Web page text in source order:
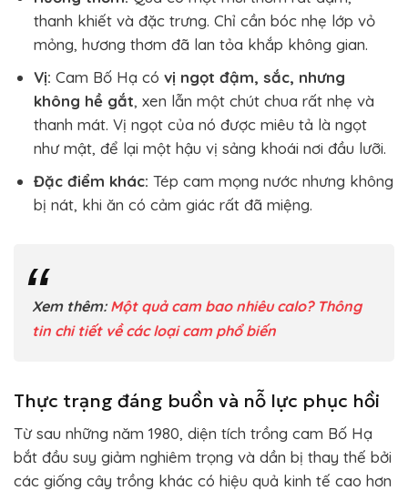
thanh khiết và đặc trưng. Chỉ cần bóc nhẹ lớp vỏ
mỏng, hương thơm đã lan tỏa khắp không gian.
Vị: Cam Bố Hạ có vị ngọt đậm, sắc, nhưng
không hề gắt, xen lẫn một chút chua rất nhẹ và
thanh mát. Vị ngọt của nó được miêu tả là ngọt
như mật, để lại một hậu vị sảng khoái nơi đầu lưỡi.
Đặc điểm khác: Tép cam mọng nước nhưng không
bị nát, khi ăn có cảm giác rất đã miệng.
Xem thêm: Một quả cam bao nhiêu calo? Thông
tin chi tiết về các loại cam phổ biến
Thực trạng đáng buồn và nỗ lực phục hồi
Từ sau những năm 1980, diện tích trồng cam Bố Hạ
bắt đầu suy giảm nghiêm trọng và dần bị thay thế bởi
các giống cây trồng khác có hiệu quả kinh tế cao hơn